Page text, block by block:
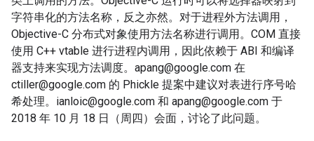
字符串化的方法名称，反之亦然。对于进程外方法调用，
Objective-C 分布式对象使用方法名称进行调用。COM 直接
使用 C++ vtable 进行进程内调用，因此依赖于 ABI 和编译
器支持来实现方法调度。apang@google.com 在
ctiller@google.com 的 Phickle 提案中建议对表进行序号哈
希处理。ianloic@google.com 和 apang@google.com 于
2018 年 10 月 18 日（周四）会面，讨论了此问题。